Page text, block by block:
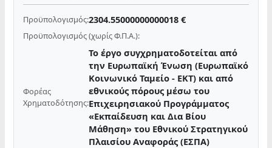
Προϋπολογισμός:2304.55000000000018 €
Προϋπολογισμός (χωρίς Φ.Π.Α.):
Φορέας
Χρηματοδότησης:
Το έργο συγχρηματοδοτείται από
την Ευρωπαϊκή Ένωση (Ευρωπαϊκό
Κοινωνικό Ταμείο - ΕΚΤ) και από
εθνικούς πόρους μέσω του
Επιχειρησιακού Προγράμματος
«Εκπαίδευση και Δια Βίου
Μάθηση» του Εθνικού Στρατηγικού
Πλαισίου Αναφοράς (ΕΣΠΑ)